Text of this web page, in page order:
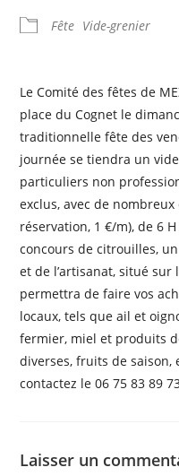
Fête Vide-grenier
Le Comité des fêtes de
place du Cognet le
traditionnelle fête des
journée se tiendra un
particuliers non
exclus, avec de
réservation, 1 €/m), de 6
concours de citrouilles,
et de l’artisanat, situé sur
permettra de faire vos
locaux, tels que ail et
fermier, miel et produits
diverses, fruits de
contactez le 06 75 83 89
Laisser un